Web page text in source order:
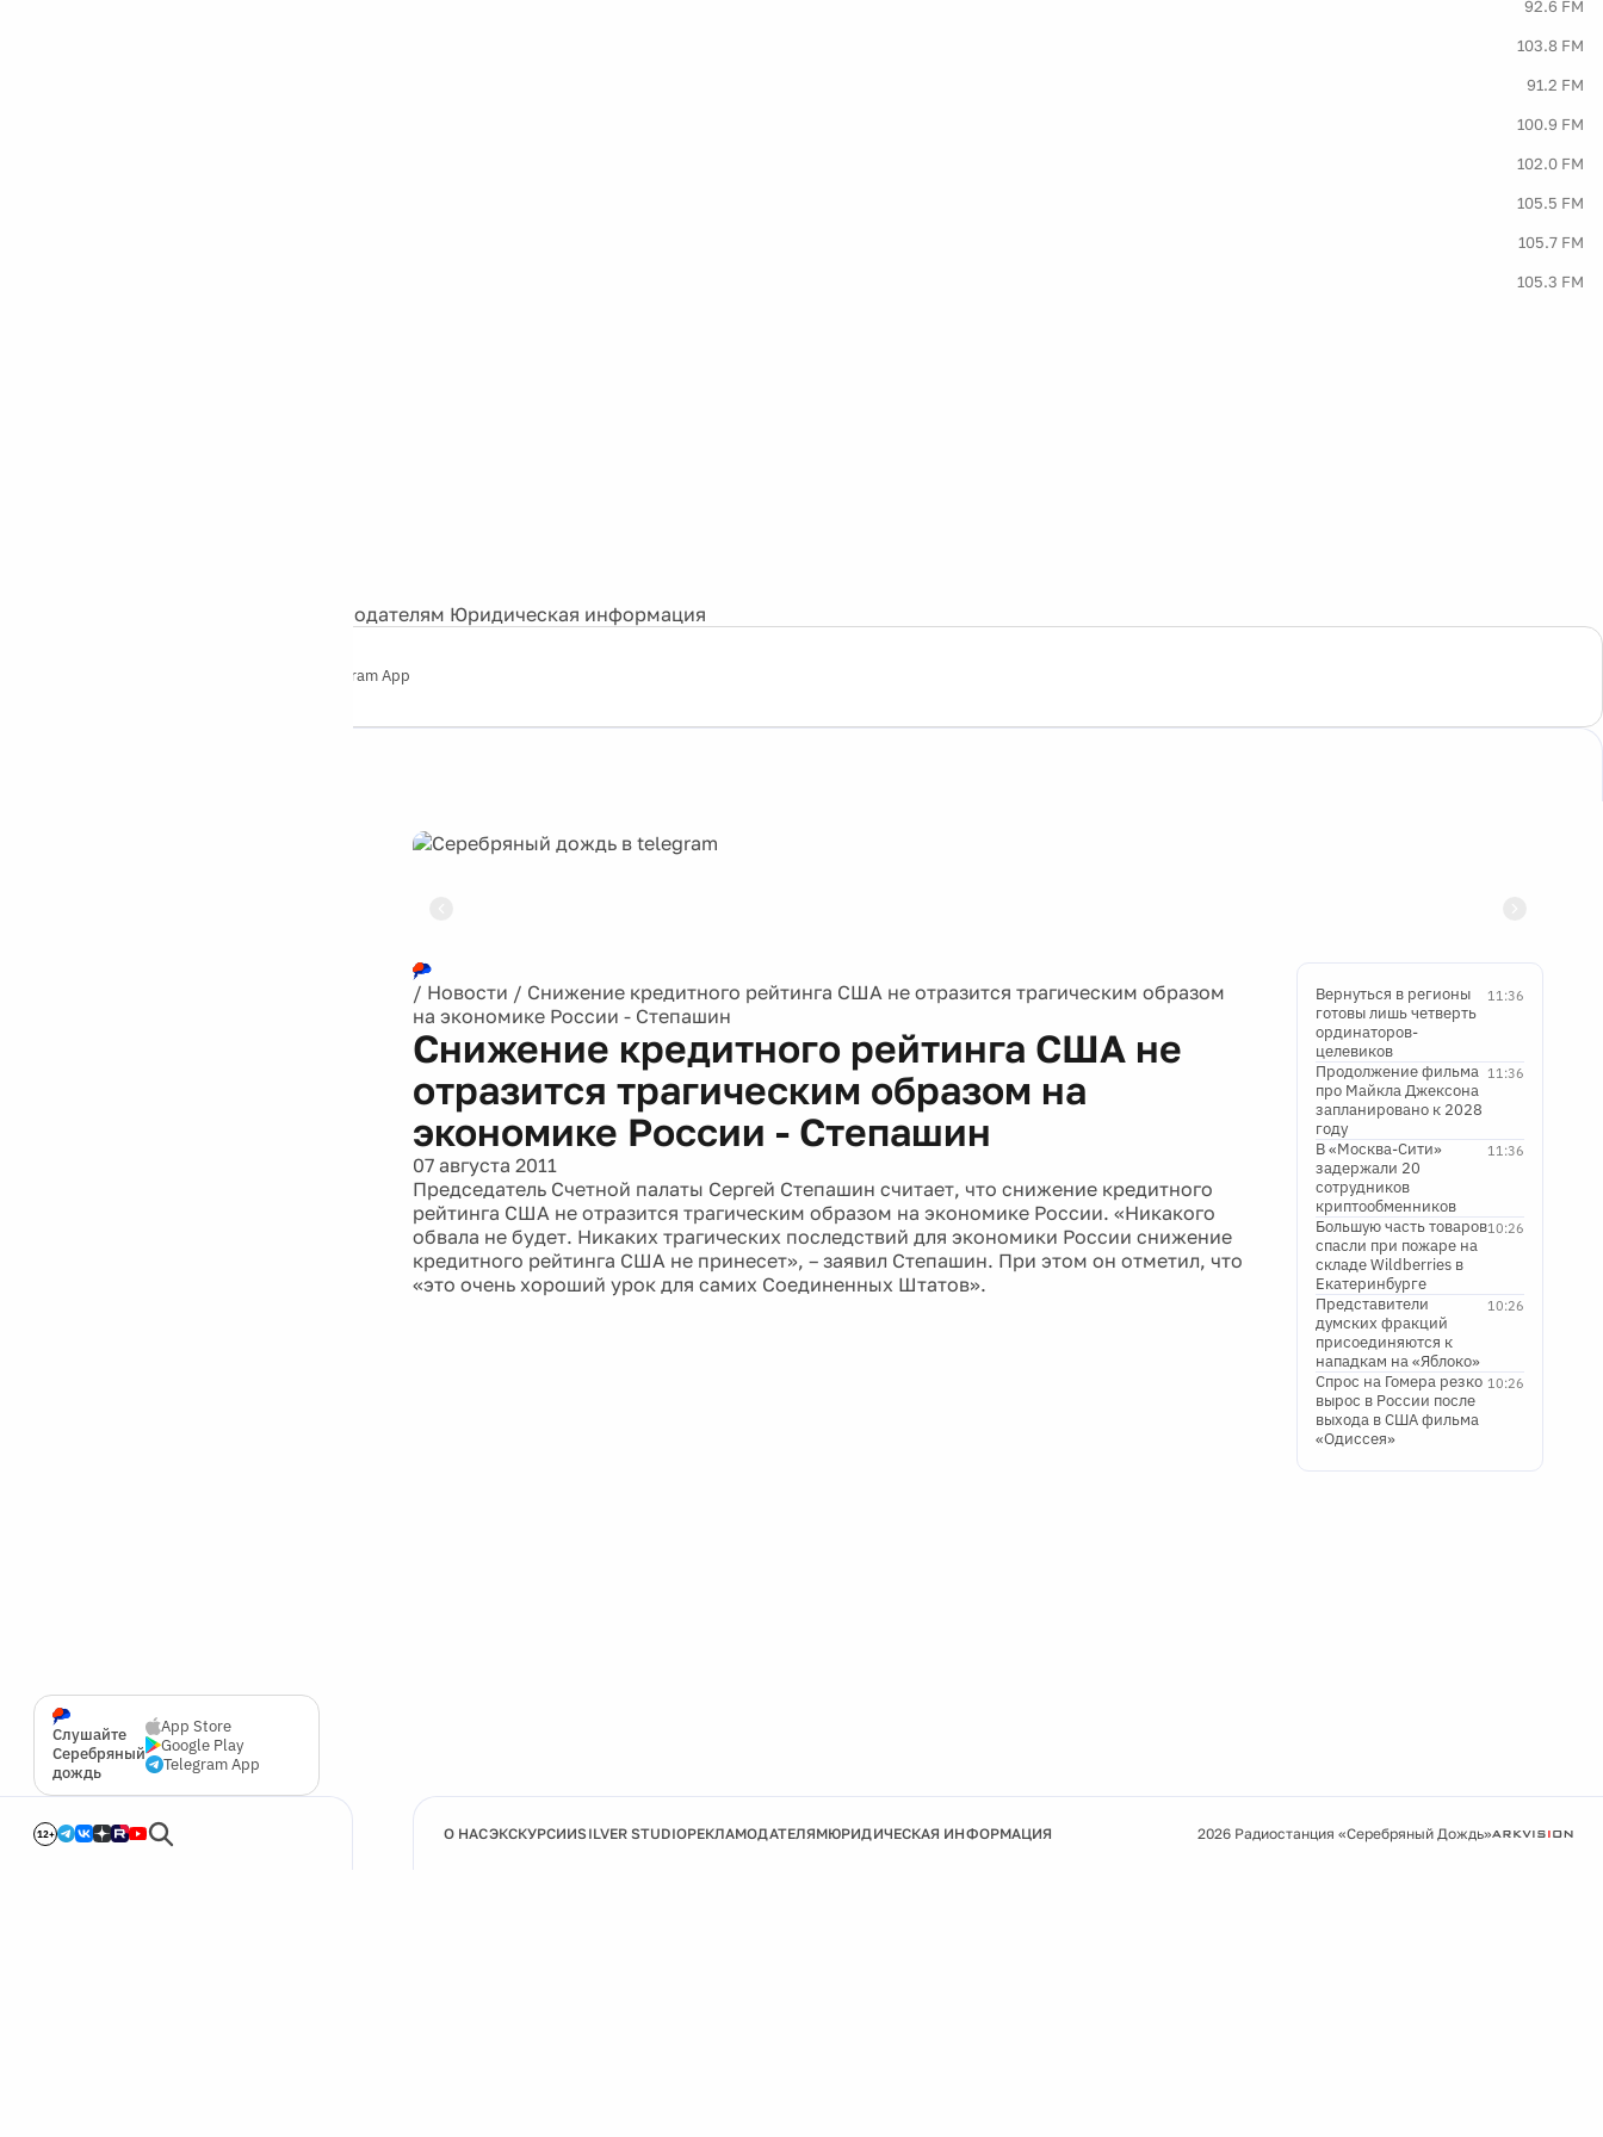
92.6 FM
103.8 FM
91.2 FM
100.9 FM
102.0 FM
105.5 FM
105.7 FM
105.3 FM
Рекламодателям Юридическая информация
Telegram App
Слушайте
Серебряный
дождь
App Store
Google Play
Telegram App
12+
/ Новости / Снижение кредитного рейтинга США не отразится трагическим образом
на экономике России - Степашин
Снижение кредитного рейтинга США не
отразится трагическим образом на
экономике России - Степашин
07 августа 2011
Председатель Счетной палаты Сергей Степашин считает, что снижение кредитного
рейтинга США не отразится трагическим образом на экономике России. «Никакого
обвала не будет. Никаких трагических последствий для экономики России снижение
кредитного рейтинга США не принесет», – заявил Степашин. При этом он отметил, что
«это очень хороший урок для самих Соединенных Штатов».
11:36
Вернуться в регионы
готовы лишь четверть
ординаторов-
целевиков
11:36
Продолжение фильма
про Майкла Джексона
запланировано к 2028
году
11:36
В «Москва-Сити»
задержали 20
сотрудников
криптообменников
10:26
Большую часть товаров
спасли при пожаре на
складе Wildberries в
Екатеринбурге
10:26
Представители
думских фракций
присоединяются к
нападкам на «Яблоко»
10:26
Спрос на Гомера резко
вырос в России после
выхода в США фильма
«Одиссея»
О НАСЭКСКУРСИИSILVER STUDIOРЕКЛАМОДАТЕЛЯМЮРИДИЧЕСКАЯ ИНФОРМАЦИЯ 2026 Радиостанция «Серебряный Дождь»